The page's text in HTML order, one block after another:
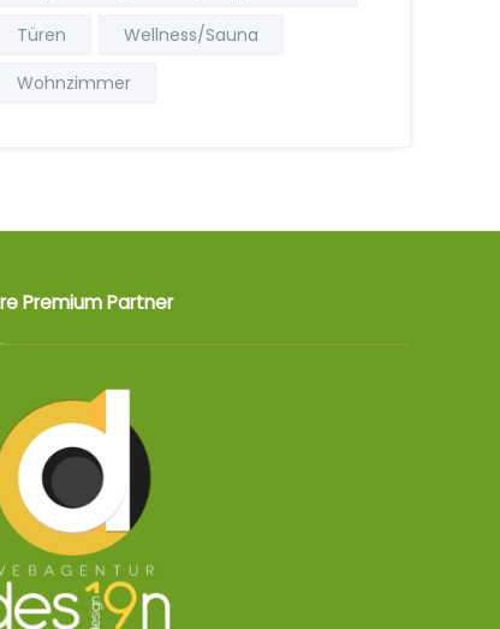
Türen
Wellness/Sauna
Wohnzimmer
Premium Partner